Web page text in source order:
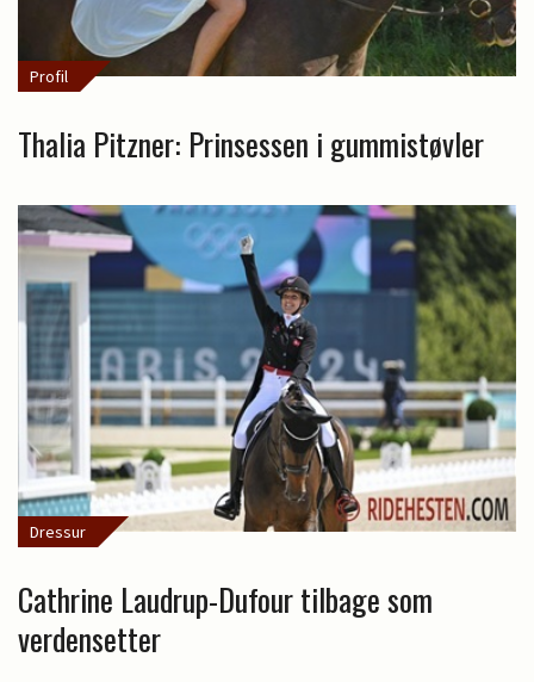
Profil
Thalia Pitzner: Prinsessen i gummistøvler
Dressur
Cathrine Laudrup-Dufour tilbage som
verdensetter